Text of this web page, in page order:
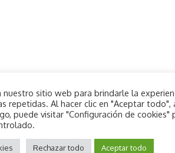
Terms of Use.
Aceptar
nuestro sitio web para brindarle la
repetidas. Al hacer clic en "Aceptar
puede visitar "Configuración de cookies"
Rechazar todo Aceptar todo